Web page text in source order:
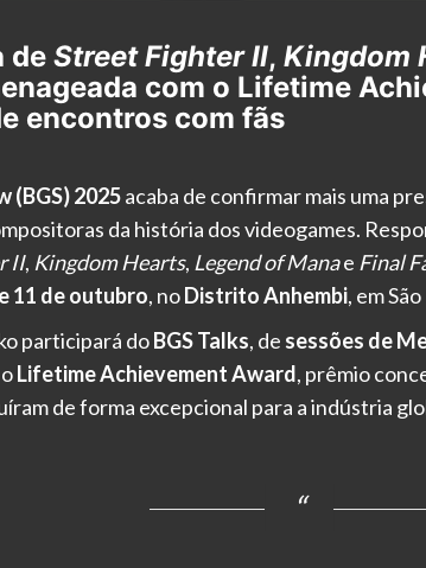
de Street Fighter II, Kingdom
com o Lifetime
encontros com fãs
(BGS) 2025acaba de confirmar mais uma
da história dos videogames.
II, Kingdom Hearts, Legend of Manae Final
11 de outubro, noDistrito Anhembi, em
participará doBGS Talks, de sessões de
Lifetime Achievement Award, prêmio
de forma excepcional para a indústria